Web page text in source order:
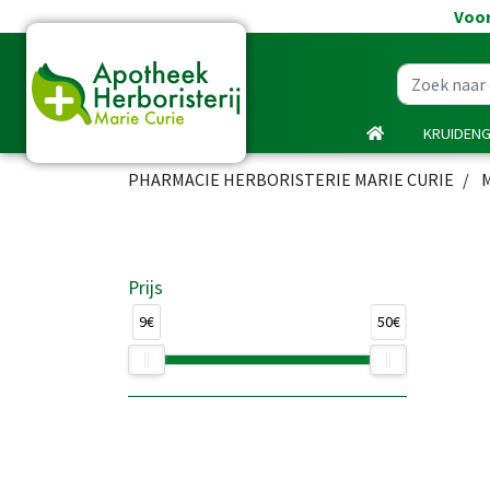
PHARMACIE HERBORISTERIE MARIE CURIE
Prijs
9€ 50€